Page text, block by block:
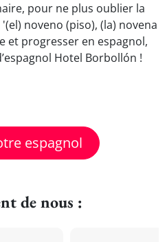
pour ne plus oublier la
noveno (piso), (la) novena
et progresser en espagnol,
Hotel Borbollón !
espagnol
de nous :